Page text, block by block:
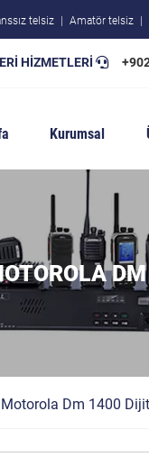
telsiz Amatör telsiz
HİZMETLERİ
Kurumsal
Motorola Dm 1400